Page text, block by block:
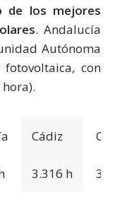
de los mejores
. Andalucía
Autónoma
con
Cádiz
3.316 h